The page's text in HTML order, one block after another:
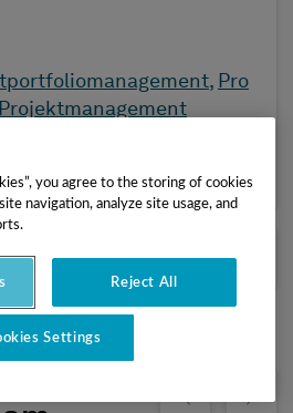
Pro
NÄCHSTER ARTIKEL
Show previousShow
you agree to the storing of cookies
navigation, analyze site usage, and
Reject All
Settings